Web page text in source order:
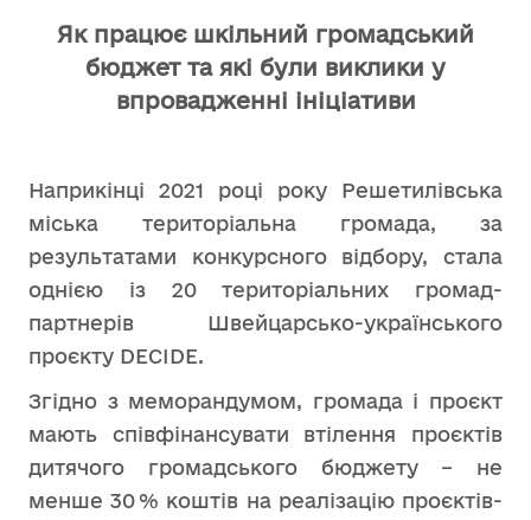
Як працює шкільний громадський
бюджет та які були виклики у
впровадженні ініціативи
Наприкінці 2021 році року Решетилівська
міська територіальна громада, за
результатами конкурсного відбору, стала
однією із 20 територіальних громад-
партнерів Швейцарсько-українського
проєкту DECIDE.
Згідно з меморандумом, громада і проєкт
мають співфінансувати втілення проєктів
дитячого громадського бюджету – не
менше 30 % коштів на реалізацію проєктів-